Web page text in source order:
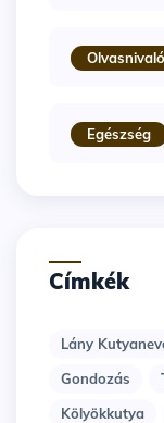
Egészség
Címkék
Lány
Gondozás
Kölyökkutya